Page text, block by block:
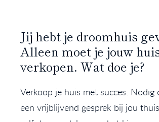
Jij hebt je droomhuis
Alleen moet je jouw
verkopen. Wat doe je?
Verkoop je huis met succes.
een vrijblijvend gesprek bij jou